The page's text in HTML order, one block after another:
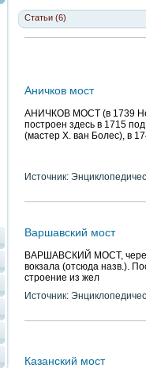
Статьи (6)
Аничков мост
АНИЧКОВ МОСТ (в 1739
построен здесь в 1715
(мастер X. ван Болес), в
Источник:
Варшавский мост
ВАРШАВСКИЙ МОСТ, через
вокзала (отсюда назв.).
строение из жел
Источник:
Казанский мост